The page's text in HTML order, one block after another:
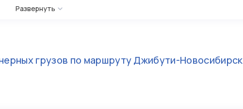
Развернуть
грузов по маршрутуДжибути-Новосибирск